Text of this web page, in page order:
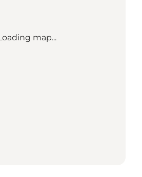
map...